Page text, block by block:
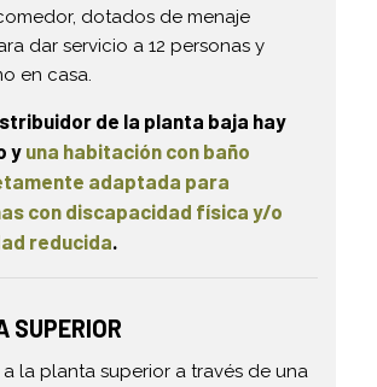
dotados de menaje
dar servicio a 12 personas y
en casa.
de la planta baja hay
yuna habitación con baño
adaptada para
con discapacidad física y/o
reducida.
SUPERIOR
la planta superior a través de una